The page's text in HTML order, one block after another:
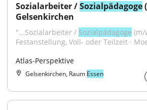
Sozialarbeiter / Sozialpädagoge
Gelsenkirchen
"...Sozialarbeiter / Sozialpädagoge (m/
Festanstellung, Voll- oder Teilzeit ·
Atlas-Perspektive
Gelsenkirchen, Raum Essen